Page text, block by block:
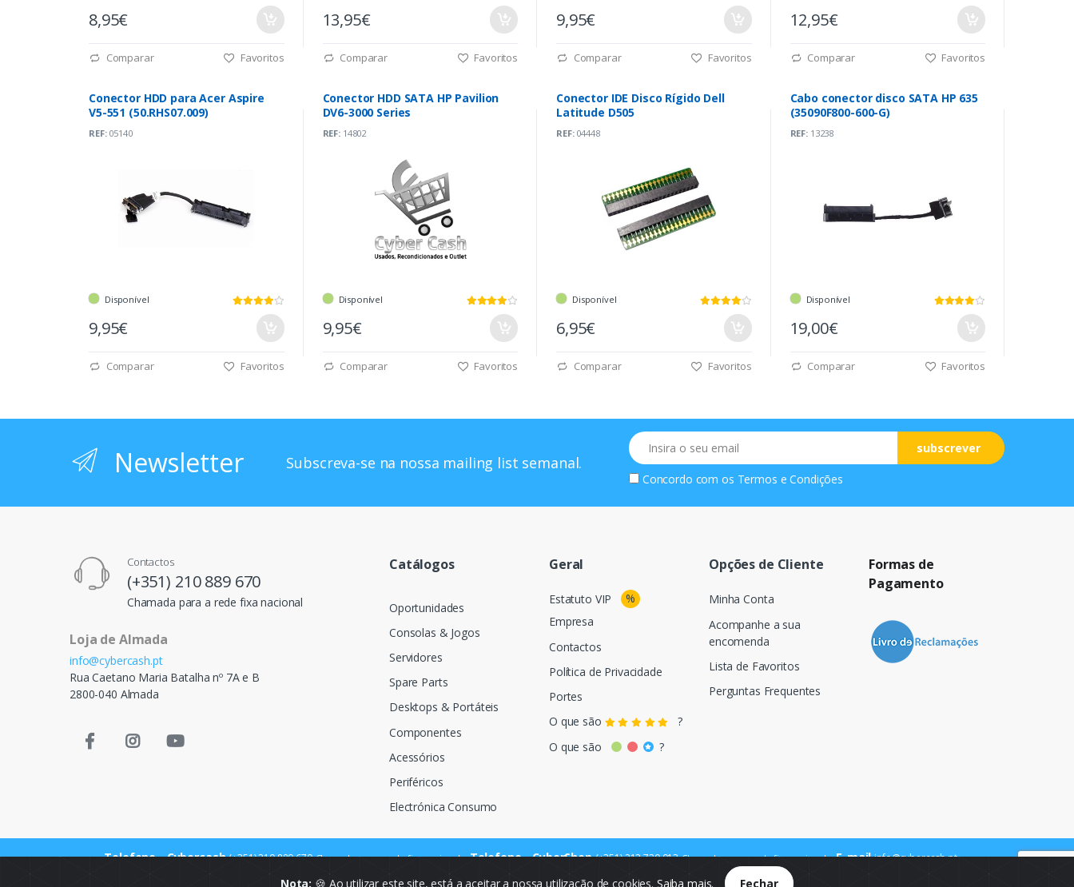
8,95€
Comparar Favoritos
13,95€
Comparar Favoritos
9,95€
Comparar Favoritos
12,95€
Comparar Favoritos
Conector HDD para Acer Aspire
V5-551 (50.RHS07.009)
REF:05140
Disponível
9,95€
Comparar Favoritos
Conector HDD SATA HP Pavilion
DV6-3000 Series
REF:14802
Disponível
9,95€
Comparar Favoritos
Conector IDE Disco Rígido Dell
Latitude D505
REF:04448
Disponível
6,95€
Comparar Favoritos
Cabo conector disco SATA HP 635
(35090F800-600-G)
REF:13238
Disponível
19,00€
Comparar Favoritos
Newsletter Subscreva-se na nossa mailing list semanal.
Email
subscrever
Concordo com os Termos e Condições
Contactos
(+351) 210 889 670
Chamada para a rede fixa nacional
Loja de Almada
info@cybercash.pt
Rua Caetano Maria Batalha nº 7A e B
2800-040 Almada
Catálogos
Oportunidades
Consolas & Jogos
Servidores
Spare Parts
Desktops & Portáteis
Componentes
Acessórios
Periféricos
Electrónica Consumo
Geral
Estatuto VIP
%
Empresa
Contactos
Política de Privacidade
Portes
O que são
?
O que são
?
Opções de Cliente
Minha Conta
Acompanhe a sua
encomenda
Lista de Favoritos
Perguntas Frequentes
Formas de
Pagamento
Telefone - Cybercash (+351) 210 889 670 Chamada para a rede fixa nacional Telefone - CyberShop (+351) 212 720 013 Chamada para a rede fixa nacional E-mail info@cybercash.pt
Nota: 🍪 Ao utilizar este site, está a aceitar a nossa utilização de cookies. Saiba mais. Fechar